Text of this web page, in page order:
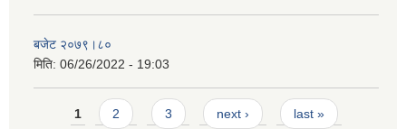
बजेट २०७९।८०
मिति: 06/26/2022 - 19:03
Pages
1 2 3 next › last »